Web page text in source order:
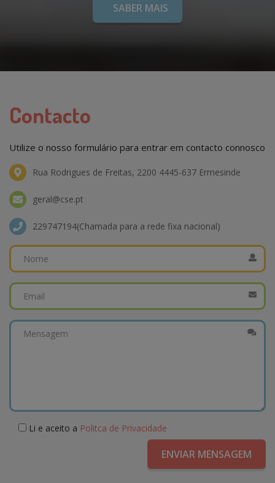
SABER MAIS
Contacto
Utilize o nosso formulário para entrar em contacto connosco
Rua Rodrigues de Freitas, 2200 4445-637 Ermesinde
geral@cse.pt
229747194(Chamada para a rede fixa nacional)
Li e aceito a Politca de Privacidade
ENVIAR MENSAGEM